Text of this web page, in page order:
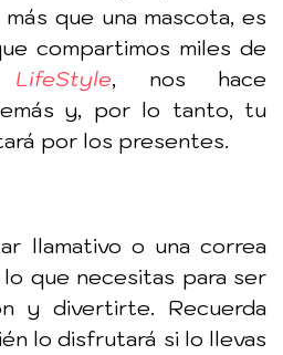
que una mascota, es
compartimos miles de
LifeStyle, nos hace
y, por lo tanto, tu
por los presentes.
llamativo o una correa
que necesitas para ser
y divertirte. Recuerda
lo disfrutará si lo llevas